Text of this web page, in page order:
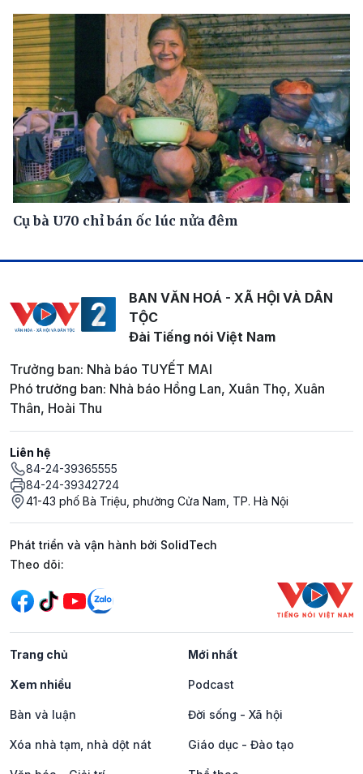
Cụ bà U70 chỉ bán ốc lúc nửa đêm
BAN VĂN HOÁ - XÃ HỘI VÀ DÂN
TỘC
Đài Tiếng nói Việt Nam
Trưởng ban: Nhà báo TUYẾT MAI
Phó trưởng ban: Nhà báo Hồng Lan, Xuân Thọ, Xuân
Thân, Hoài Thu
Liên hệ
84-24-39365555
84-24-39342724
41-43 phố Bà Triệu, phường Cửa Nam, TP. Hà Nội
Phát triển và vận hành bởi SolidTech
Mạng xã hội
Theo dõi:
Trang chủ Mới nhất
Xem nhiều Podcast
Bàn và luận Đời sống - Xã hội
Xóa nhà tạm, nhà dột nát Giáo dục - Đào tạo